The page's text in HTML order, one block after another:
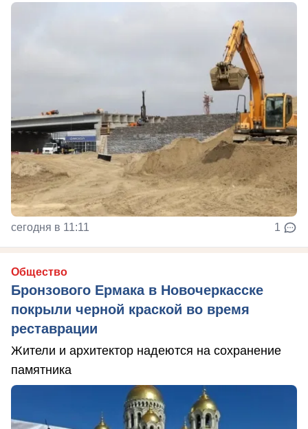
сегодня в 11:11 1
Общество
Бронзового Ермака в Новочеркасске
покрыли черной краской во время
реставрации
Жители и архитектор надеются на сохранение
памятника